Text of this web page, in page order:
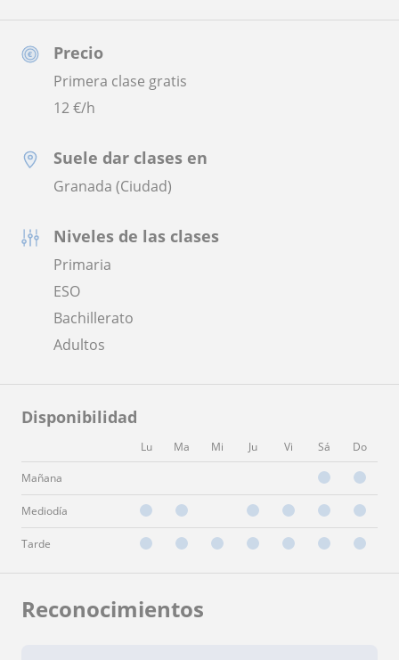
Precio
Primera clase gratis
12€/h
Suele dar clases en
Granada (Ciudad)
Niveles de las clases
Primaria
ESO
Bachillerato
Adultos
Disponibilidad
Lu Ma Mi Ju Vi Sá Do
Mañana
Mediodía
Tarde
Reconocimientos